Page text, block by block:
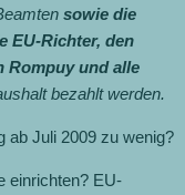
sowie die
EU-Richter, den
Rompuy und alle
bezahlt werden.
ab Juli 2009 zu wenig?
einrichten? EU-